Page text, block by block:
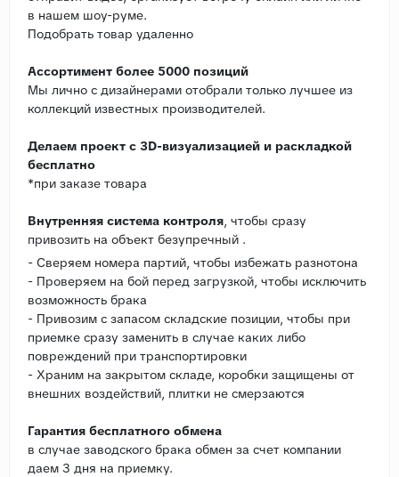
в нашем шоу-руме.
Подобрать товар удаленно
Ассортимент более 5000 позиций
Мы лично с дизайнерами отобрали только лучшее из
коллекций известных производителей.
Делаем проект с 3D-визуализацией и раскладкой
бесплатно
*при заказе товара
Внутренняя система контроля, чтобы сразу
привозить на объект безупречный .
- Сверяем номера партий, чтобы избежать разнотона
- Проверяем на бой перед загрузкой, чтобы исключить
возможность брака
- Привозим с запасом складские позиции, чтобы при
приемке сразу заменить в случае каких либо
повреждений при транспортировки
- Храним на закрытом складе, коробки защищены от
внешних воздействий, плитки не смерзаются
Гарантия бесплатного обмена
в случае заводского брака обмен за счет компании
даем 3 дня на приемку.